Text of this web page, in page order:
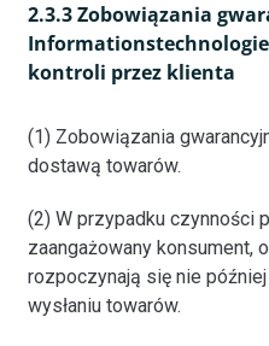
2.3.3 Zobowiązania
kontroli przez klienta
(1) Zobowiązania
dostawą towarów.
(2) W przypadku czynności
zaangażowany konsument,
rozpoczynają się nie
wysłaniu towarów.